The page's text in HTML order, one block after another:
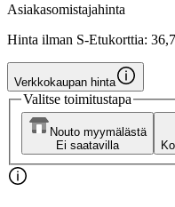
Asiakasomistajahinta
Hinta ilman S-Etukorttia:
Verkkokaupan hinta
Valitse toimitustapa
Nouto myymälästä
Ei saatavilla